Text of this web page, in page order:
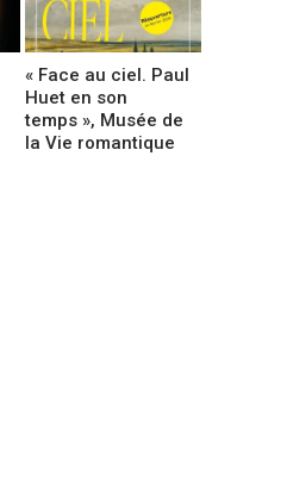
« Face au ciel. Paul
Huet en son
temps », Musée de
la Vie romantique